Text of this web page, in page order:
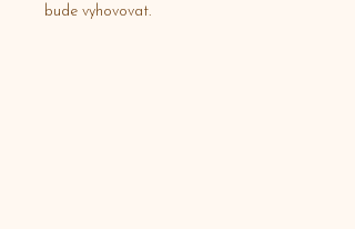
bude vyhovovat.